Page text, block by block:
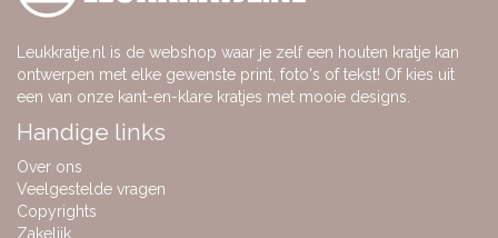
Leukkratje.nl is de webshop waar je zelf een houten kratje kan
ontwerpen met elke gewenste print, foto's of tekst! Of kies uit
een van onze kant-en-klare kratjes met mooie designs.
Handige links
Over ons
Veelgestelde vragen
Copyrights
Zakelijk